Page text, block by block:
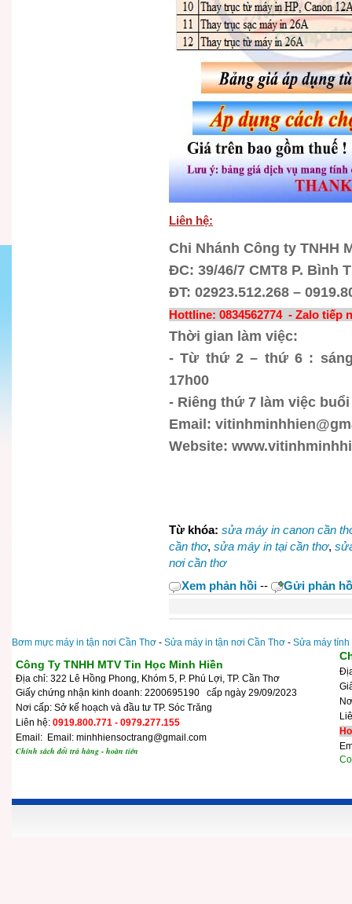
Liên hệ:
Chi Nhánh Công ty TNHH
ĐC: 39/46/7 CMT8 P. Bình
ĐT: 02923.512.268 –
Hottline: 0834562774 - Zalo tiếp
Thời gian làm việc:
- Từ thứ 2 – thứ 6 :
17h00
- Riêng thứ 7 làm việc buổi
Email:
Website:
Từ khóa: sửa máy in canon cần
cần thơ, sửa máy in tại cần thơ,
nơi cần thơ
Xem phản hồi -- Gửi phản
Bơm mực máy in tận nơi Cần Thơ - Sửa máy in tận nơi Cần Thơ - Sửa máy
Công Ty TNHH MTV Tin Học Minh Hiền
Địa chỉ: 322 Lê Hồng Phong, Khóm 5, P. Phú Lợi, TP. Cần Thơ
Giấy chứng nhận kinh doanh: 2200695190 cấp ngày 29/09/2023
Nơi cấp: Sở kế hoạch và đầu tư TP. Sóc Trăng
Liên hệ: 0919.800.771 - 0979.277.155
Email: Email: minhhiensoctrang@gmail.com
Chính sách đổi trả hàng - hoàn tiền